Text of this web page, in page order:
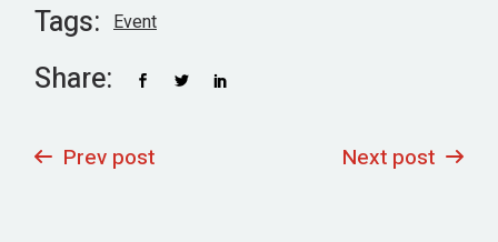
Tags: Event
Share:
Prev post Next post